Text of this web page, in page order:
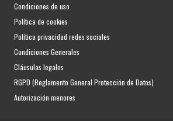
Condiciones de uso
Política de cookies
Política privacidad redes sociales
Condiciones Generales
Cláusulas legales
RGPD (Reglamento General Protección de Datos)
Autorización menores